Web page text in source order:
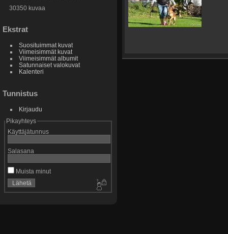
30350 kuvaa
Ekstrat
Suosituimmat kuvat
Viimeisimmät kuvat
Viimeisimmät albumit
Satunnaiset valokuvat
Kalenteri
Tunnistus
Kirjaudu
Pikayhteys
Käyttäjätunnus
Salasana
Muista minut